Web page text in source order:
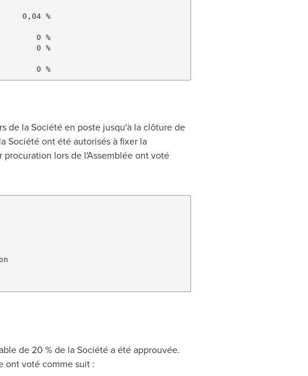
0,04 %
0 %
0 %
de la Société en poste jusqu'à la clôture de
Société ont été autorisés à fixer la
lors de l'Assemblée ont voté
de 20 % de la Société a été approuvée.
ont voté comme suit :